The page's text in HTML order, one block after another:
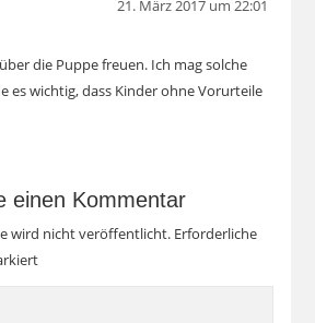
21. März 2017 um 22:01
die Puppe freuen. Ich mag solche
es wichtig, dass Kinder ohne Vorurteile
einen Kommentar
wird nicht veröffentlicht. Erforderliche